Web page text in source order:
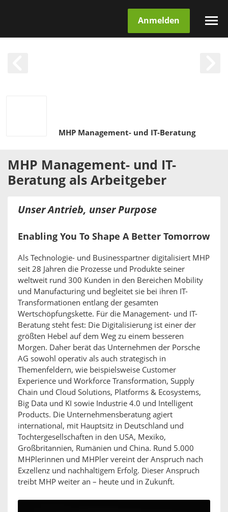
Anmelden
MHP Management- und IT-Beratung
MHP Management- und IT-
Beratung als Arbeitgeber
Unser Antrieb, unser Purpose
Enabling You To Shape A Better Tomorrow
Als Technologie- und Businesspartner digitalisiert MHP
seit 28 Jahren die Prozesse und Produkte seiner
weltweit rund 300 Kunden in den Bereichen Mobility
und Manufacturing und begleitet sie bei ihren IT-
Transformationen entlang der gesamten
Wertschöpfungskette. Für die Management- und IT-
Beratung steht fest: Die Digitalisierung ist einer der
größten Hebel auf dem Weg zu einem besseren
Morgen. Daher berät das Unternehmen der Porsche
AG sowohl operativ als auch strategisch in
Themenfeldern, wie beispielsweise Customer
Experience und Workforce Transformation, Supply
Chain und Cloud Solutions, Platforms & Ecosystems,
Big Data und KI sowie Industrie 4.0 und Intelligent
Products. Die Unternehmensberatung agiert
international, mit Hauptsitz in Deutschland und
Tochtergesellschaften in den USA, Mexiko,
Großbritannien, Rumänien und China. Rund 5.000
MHPlerinnen und MHPler vereint der Anspruch nach
Exzellenz und nachhaltigem Erfolg. Dieser Anspruch
treibt MHP weiter an – heute und in Zukunft.